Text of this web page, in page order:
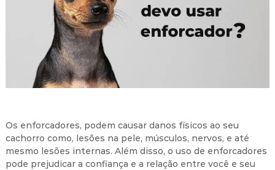
t
i
v
o
Os enforcadores, podem causar danos físicos ao seu
cachorro como, lesões na pele, músculos, nervos, e até
mesmo lesões internas. Além disso, o uso de enforcadores
pode prejudicar a confiança e a relação entre você e seu